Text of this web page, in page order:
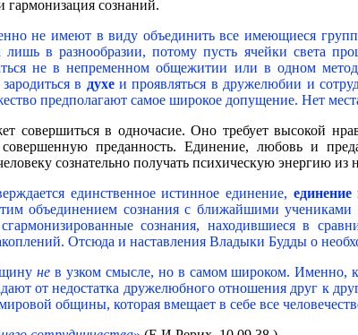
гармонизация сознаний.
не имеют в виду объединить все имеющиеся
в разнообразии, потому пусть ячейки света
не в непременном общежитии или в одном
в духеи проявляться в дружелюбии и
предполагают самое широкое допущение. Нет
совершиться в одночасие. Оно требует высокой
совершенную преданность. Единение, любовь и
сознательно получать психическую энергию из
единственное истинное единение,
объединением сознания с ближайшими учениками
сознания, находившиеся в
Отсюда и наставления Владыки Будды о
не в узком смысле, но в самом широком. Именно,
от недостатка дружелюбного отношения друг к
общины, которая вмещает в себе все